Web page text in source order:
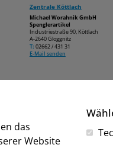
Zentrale Köttlach
Michael Worahnik GmbH
Spenglerartikel
Industriestraße 90, Köttlach
A-2640 Gloggnitz
T: 02662 / 431 31
E-Mail senden
das
Website